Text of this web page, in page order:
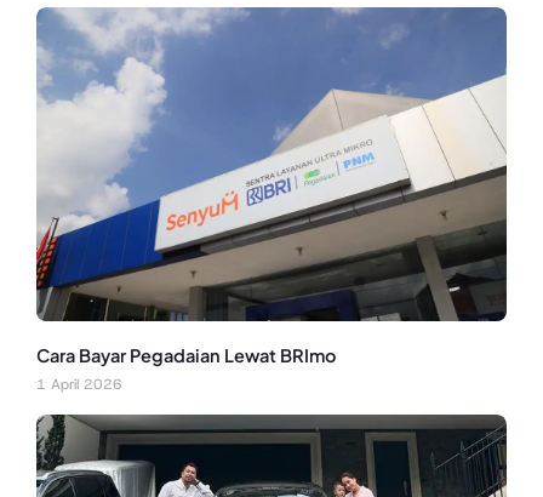
Cara Bayar Pegadaian Lewat BRImo
1 April 2026